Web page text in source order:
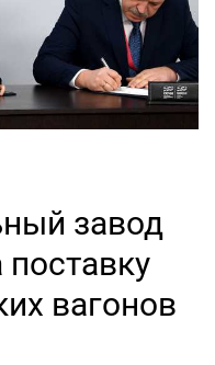
завод
поставку
вагонов